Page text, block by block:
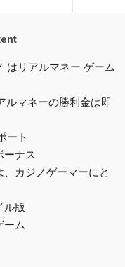
はリアルマネー ゲーム
マネーの勝利金は即
ート
ーナス
カジノゲーマーにと
ル版
ーム